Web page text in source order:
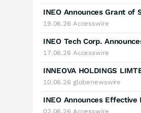
INEO Announces Grant of
19.06.26 Accesswire
INEO Tech Corp.
17.06.26 Accesswire
10.06.26 globenewswire
INEO Announces
02.06.26 Accesswire